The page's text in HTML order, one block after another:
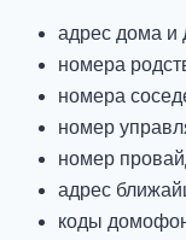
адрес дома и
номера
номера
номер
номер
адрес
коды